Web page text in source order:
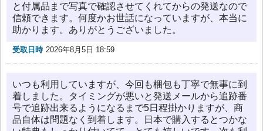
と付属品まで写真で確認させてくれてからの発送なので
信頼できます。何度かお世話になっていますが、本当に
助かります。ありがとうございました。
受取日時 2026年8月5日 18:59
いつも利用していますが、今回も梱包も丁寧で無事に到
着しました。タイミングが悪いと発送メールから追跡番
号で追跡出来るようになるまで5日程掛かりますが、商
品自体は問題なく到着します。日本で購入するとつかな